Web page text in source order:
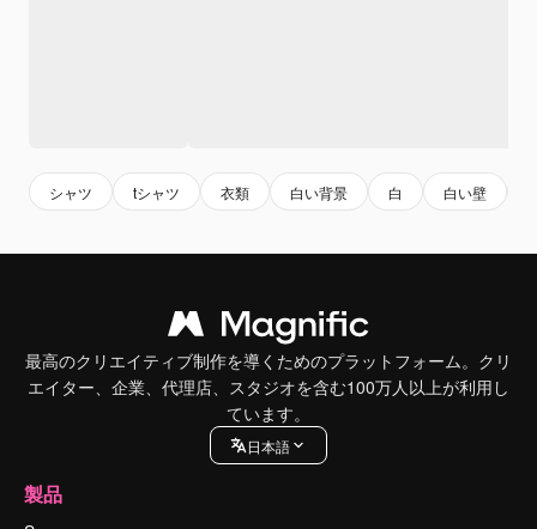
シャツ tシャツ 衣類 白い背景 白 白い壁
最高のクリエイティブ制作を導くためのプラットフォーム。クリ
エイター、企業、代理店、スタジオを含む100万人以上が利用し
ています。
日本語
製品